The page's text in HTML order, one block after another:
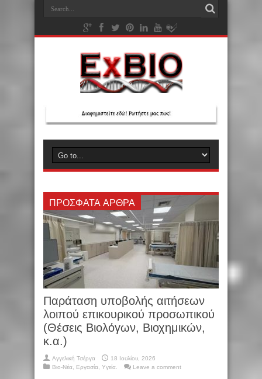
ΠΡΌΣΦΑΤΑ ΆΡΘΡΑ
Παράταση υποβολής αιτήσεων
λοιπού επικουρικού προσωπικού
(Θέσεις Βιολόγων, Βιοχημικών,
κ.α.)
Αγγελική Τσέργα
18 Ιουλίου, 2026
Βιο-Νέα
Εργασία Υγεία. Leave a comment